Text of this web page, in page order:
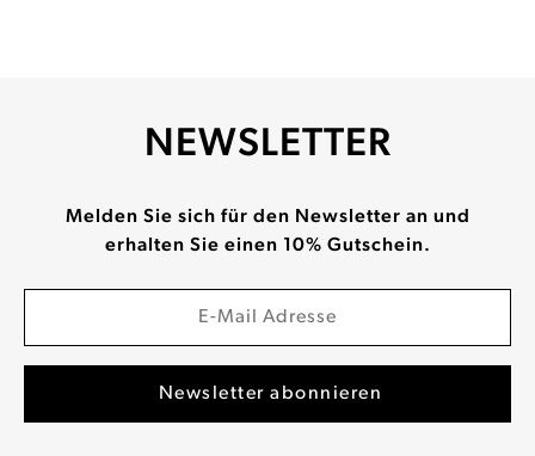
NEWSLETTER
Melden Sie sich für den Newsletter an und
erhalten Sie einen 10% Gutschein.